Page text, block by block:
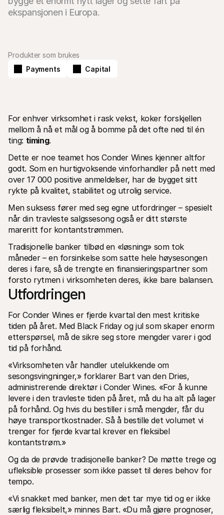
Tekniske ressurser
Discord-fellesskap
Bli med i vårt utviklerfellesskap
Om Mollie
Priser
Om oss
Les mer om vår historie og våre
verdier
Nyheter
Les siste nytt fra Mollie
Stillinger
Kom og jobb hos oss - vi ansetter!
Kontakt
For shoppere
For Mollie-kunder
Ta kontakt med vårt kundestøtteteam
Kontakt salg
Oppdag hvordan vi kan hjelpe bedriften din
For enhver virksomhet i rask vekst, koker forskjellen
mellom å nå et mål og å bomme på det ofte ned til én
ting: timing.
Dette er noe teamet hos Conder Wines kjenner altfor
godt. Som en hurtigvoksende vinforhandler på nett med
over 17 000 positive anmeldelser, har de bygget sitt
rykte på kvalitet, stabilitet og utrolig service.
Men suksess fører med seg egne utfordringer – spesielt
når din travleste salgssesong også er ditt største
mareritt for kontantstrømmen.
Tradisjonelle banker tilbød en «løsning» som tok
måneder – en forsinkelse som satte hele høysesongen
deres i fare, så de trengte en finansieringspartner som
forsto rytmen i virksomheten deres, ikke bare balansen.
Utfordringen
For Conder Wines er fjerde kvartal den mest kritiske
tiden på året. Med Black Friday og jul som skaper enorm
etterspørsel, må de sikre seg store mengder varer i god
tid på forhånd.
«Virksomheten vår handler utelukkende om
sesongsvingninger,» forklarer Bart van den Dries,
administrerende direktør i Conder Wines. «For å kunne
levere i den travleste tiden på året, må du ha alt på lager
på forhånd. Og hvis du bestiller i små mengder, får du
høye transportkostnader. Så å bestille det volumet vi
trenger for fjerde kvartal krever en fleksibel
kontantstrøm.»
Og da de prøvde tradisjonelle banker? De møtte trege og
ufleksible prosesser som ikke passet til deres behov for
tempo.
«Vi snakket med banker, men det tar mye tid og er ikke
særlig fleksibelt,» minnes Bart. «Du må gjøre prognoser,
Produkter som brukes
Payments
Capital